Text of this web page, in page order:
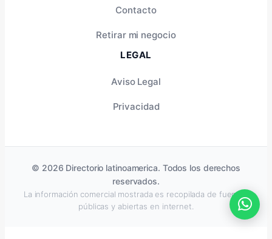
Contacto
Retirar mi negocio
LEGAL
Aviso Legal
Privacidad
© 2026 Directorio latinoamerica. Todos los derechos
reservados.
La información comercial mostrada es recopilada de fuentes
públicas y abiertas en internet.